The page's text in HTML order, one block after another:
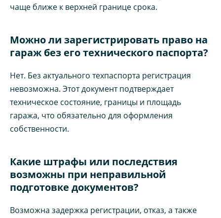
чаще ближе к верхней границе срока.
Можно ли зарегистрировать право на
гараж без его технического паспорта?
Нет. Без актуального техпаспорта регистрация
невозможна. Этот документ подтверждает
техническое состояние, границы и площадь
гаража, что обязательно для оформления
собственности.
Какие штрафы или последствия
возможны при неправильной
подготовке документов?
Возможна задержка регистрации, отказ, а также